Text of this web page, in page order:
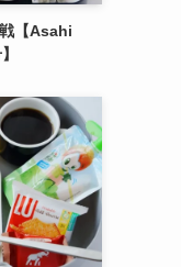
【Asahi